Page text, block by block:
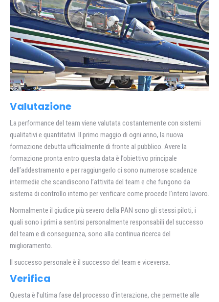
Valutazione
La performance del team viene valutata costantemente con sistemi
qualitativi e quantitativi. Il primo maggio di ogni anno, la nuova
formazione debutta ufficialmente di fronte al pubblico. Avere la
formazione pronta entro questa data è l’obiettivo principale
dell’addestramento e per raggiungerlo ci sono numerose scadenze
intermedie che scandiscono l’attivita del team e che fungono da
sistema di controllo interno per verificare come procede l’intero lavoro.
Normalmente il giudice più severo della PAN sono gli stessi piloti, i
quali sono i primi a sentirsi personalmente responsabili del successo
del team e di conseguenza, sono alla continua ricerca del
miglioramento.
Il successo personale è il successo del team e viceversa.
Verifica
Questa è l’ultima fase del processo d’interazione, che permette alle